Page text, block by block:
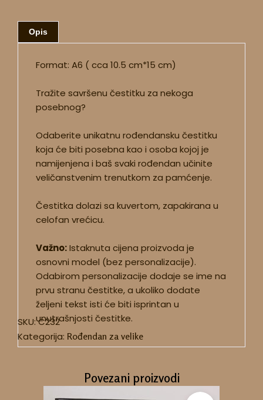
Opis
Format: A6 ( cca 10.5 cm*15 cm)
Tražite savršenu čestitku za nekoga
posebnog?
Odaberite unikatnu rođendansku čestitku
koja će biti posebna kao i osoba kojoj je
namijenjena i baš svaki rođendan učinite
veličanstvenim trenutkom za pamćenje.
Čestitka dolazi sa kuvertom, zapakirana u
celofan vrećicu.
Važno:Istaknuta cijena proizvoda je
osnovni model (bez personalizacije).
Odabirom personalizacije dodaje se ime na
prvu stranu čestitke, a ukoliko dodate
željeni tekst isti će biti isprintan u
unutrašnjosti čestitke.
SKU:C232
Kategorija: Rođendan za velike
Povezani proizvodi